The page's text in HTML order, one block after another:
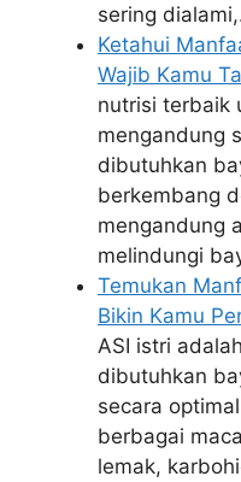
sering
Ketahui
Wajib Kamu
nutrisi terbaik
mengandung
dibutuhkan
berkembang
mengandung
melindungi
Temukan
Bikin Kamu
ASI istri
dibutuhkan
secara
berbagai
lemak,